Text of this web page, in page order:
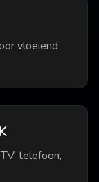
vloeiend
telefoon,